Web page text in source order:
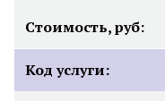
Стоимость, руб:
Код услуги: